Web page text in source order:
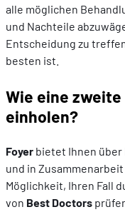
alle möglichen
und Nachteile
Entscheidung zu
besten ist.
Wie eine
einholen?
Foyer bietet Ihnen
und in
Möglichkeit, Ihren Fall
von Best Doctors